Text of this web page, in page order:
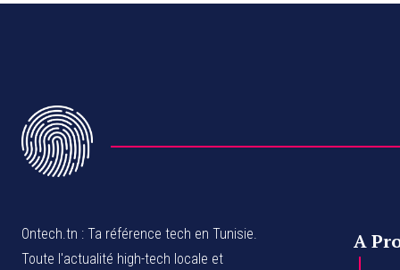
Ontech.tn : Ta référence tech en Tunisie.
Toute l'actualité high-tech locale et
A